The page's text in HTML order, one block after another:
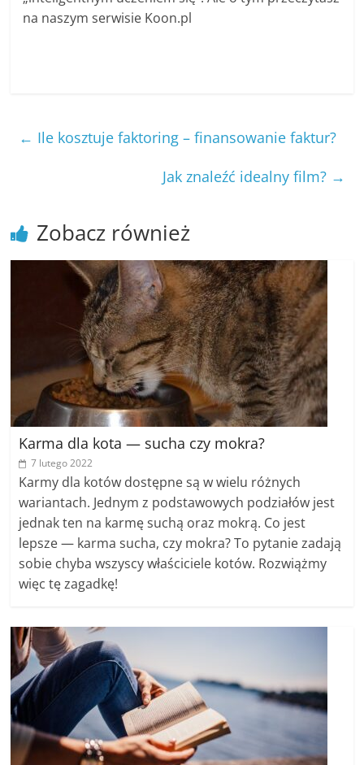
na naszym serwisie Koon.pl
← Ile kosztuje faktoring – finansowanie faktur?
Jak znaleźć idealny film? →
Zobacz również
Karma dla kota — sucha czy mokra?
7 lutego 2022
Karmy dla kotów dostępne są w wielu różnych
wariantach. Jednym z podstawowych podziałów jest
jednak ten na karmę suchą oraz mokrą. Co jest
lepsze — karma sucha, czy mokra? To pytanie zadają
sobie chyba wszyscy właściciele kotów. Rozwiążmy
więc tę zagadkę!